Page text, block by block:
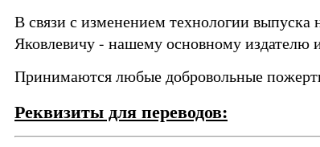
В связи с изменением технологии
Яковлевичу - нашему основному издателю
Принимаются любые добровольные
Реквизиты для переводов: